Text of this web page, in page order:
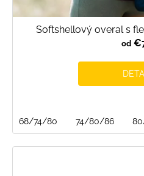
Softshellový overal s
od
68/74/80 74/80/86